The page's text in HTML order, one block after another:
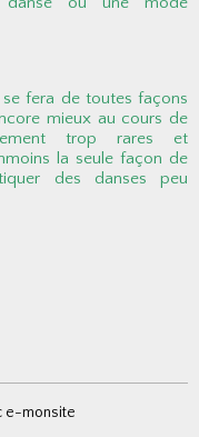
fera de toutes façons
mieux au cours de
trop rares et
la seule façon de
des danses peu
e-monsite